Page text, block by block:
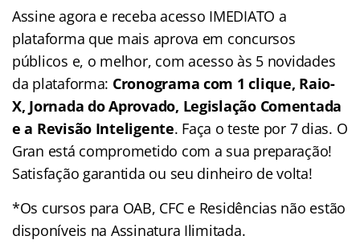
Assine agora e receba acesso IMEDIATO a
plataforma que mais aprova em concursos
públicos e, o melhor, com acesso às 5 novidades
da plataforma: Cronograma com 1 clique, Raio-
X, Jornada do Aprovado, Legislação Comentada
e a Revisão Inteligente. Faça o teste por 7 dias. O
Gran está comprometido com a sua preparação!
Satisfação garantida ou seu dinheiro de volta!
*Os cursos para OAB, CFC e Residências não estão
disponíveis na Assinatura Ilimitada.